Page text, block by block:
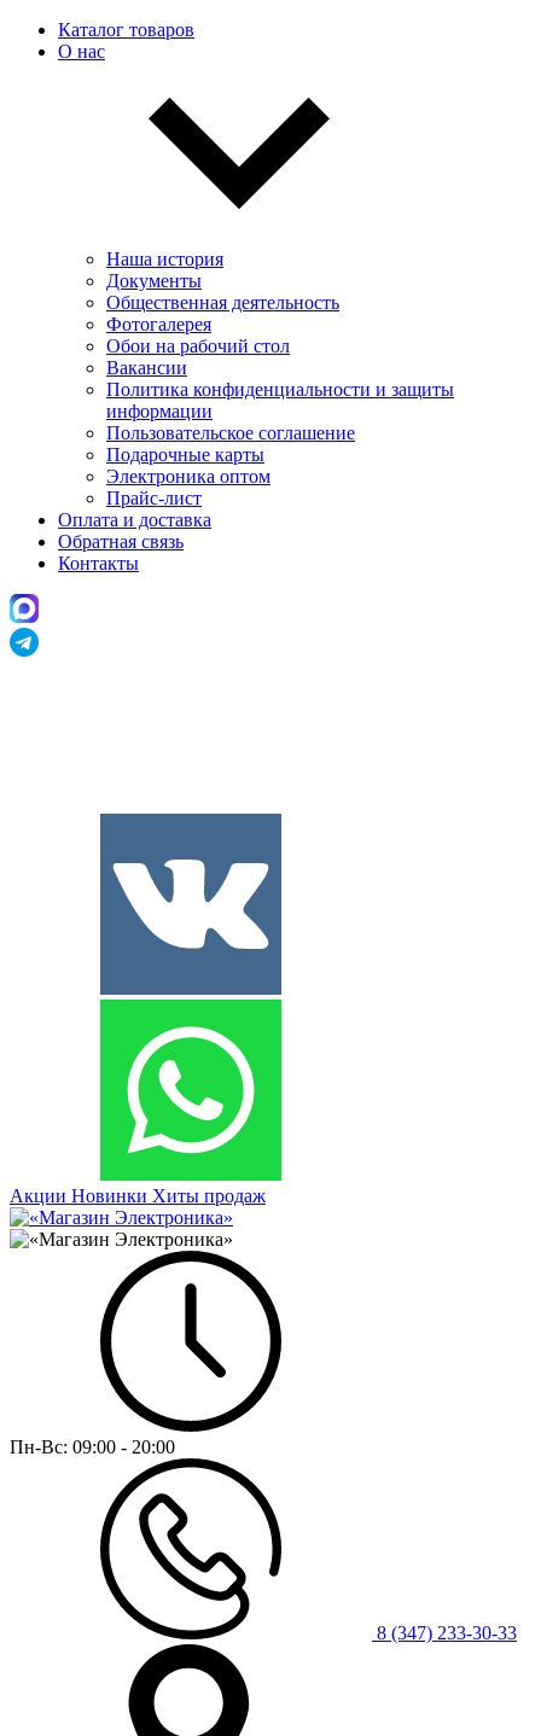
Каталог товаров
О нас
Наша история
Документы
Общественная деятельность
Фотогалерея
Обои на рабочий стол
Вакансии
Политика конфиденциальности и защиты
информации
Пользовательскоe соглашение
Подарочные карты
Электроника оптом
Прайс-лист
Оплата и доставка
Обратная связь
Контакты
Акции Новинки Хиты продаж
Пн-Вс: 09:00 - 20:00
8 (347) 233-30-33